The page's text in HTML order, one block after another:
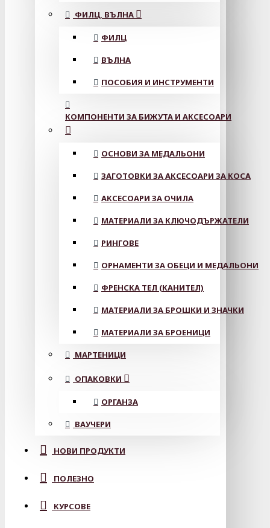
ФИЛЦ, ВЪЛНА
ФИЛЦ
ВЪЛНА
ПОСОБИЯ И ИНСТРУМЕНТИ
КОМПОНЕНТИ ЗА БИЖУТА И АКСЕСОАРИ
ОСНОВИ ЗА МЕДАЛЬОНИ
ЗАГОТОВКИ ЗА АКСЕСОАРИ ЗА КОСА
АКСЕСОАРИ ЗА ОЧИЛА
МАТЕРИАЛИ ЗА КЛЮЧОДЪРЖАТЕЛИ
РИНГОВЕ
ОРНАМЕНТИ ЗА ОБЕЦИ И МЕДАЛЬОНИ
ФРЕНСКА ТЕЛ (КАНИТЕЛ)
МАТЕРИАЛИ ЗА БРОШКИ И ЗНАЧКИ
МАТЕРИАЛИ ЗА БРОЕНИЦИ
МАРТЕНИЦИ
ОПАКОВКИ
ОРГАНЗА
ВАУЧЕРИ
НОВИ ПРОДУКТИ
ПОЛЕЗНО
КУРСОВЕ